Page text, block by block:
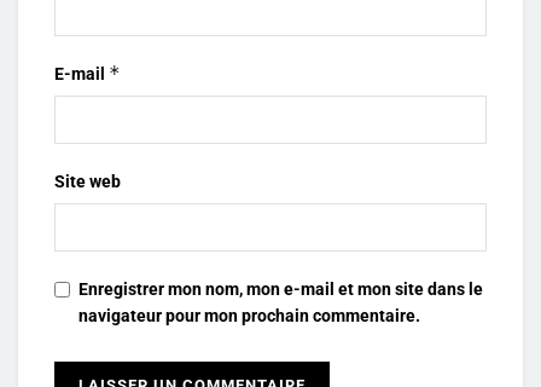
E-mail *
Site web
Enregistrer mon nom, mon e-mail et mon site dans le
navigateur pour mon prochain commentaire.